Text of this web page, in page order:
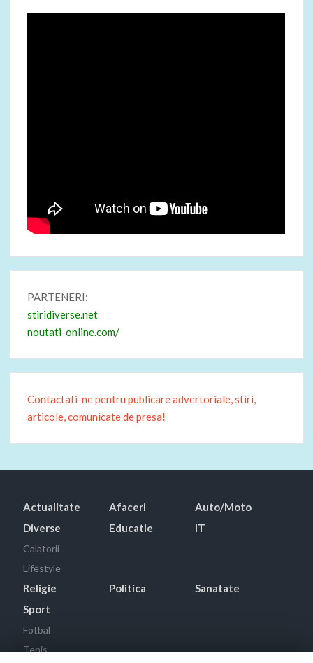
PARTENERI:
stiridiverse.net
noutati-online.com/
Contactati-ne pentru publicare advertoriale, stiri,
articole, comunicate de presa!
Actualitate Afaceri
Auto/Moto
Diverse
Calatorii
Lifestyle
Educatie IT
Religie Politica
Sanatate
Sport
Fotbal
Tenis